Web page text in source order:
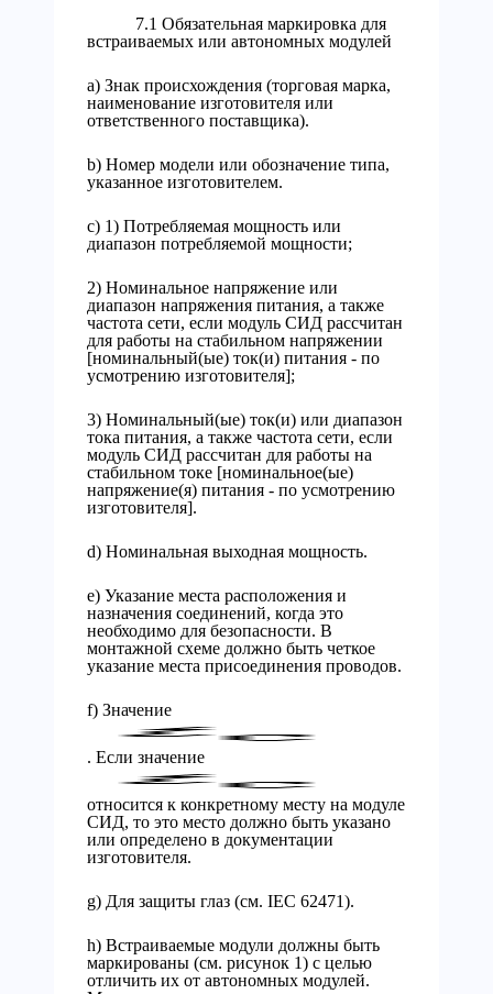
7.1 Обязательная маркировка для
встраиваемых или автономных модулей
а) Знак происхождения (торговая марка,
наименование изготовителя или
ответственного поставщика).
b) Номер модели или обозначение типа,
указанное изготовителем.
c) 1) Потребляемая мощность или
диапазон потребляемой мощности;
2) Номинальное напряжение или
диапазон напряжения питания, а также
частота сети, если модуль СИД рассчитан
для работы на стабильном напряжении
[номинальный(ые) ток(и) питания - по
усмотрению изготовителя];
3) Номинальный(ые) ток(и) или диапазон
тока питания, а также частота сети, если
модуль СИД рассчитан для работы на
стабильном токе [номинальное(ые)
напряжение(я) питания - по усмотрению
изготовителя].
d) Номинальная выходная мощность.
e) Указание места расположения и
назначения соединений, когда это
необходимо для безопасности. В
монтажной схеме должно быть четкое
указание места присоединения проводов.
f) Значение
. Если значение
относится к конкретному месту на модуле
СИД, то это место должно быть указано
или определено в документации
изготовителя.
g) Для защиты глаз (см. IEC 62471).
h) Встраиваемые модули должны быть
маркированы (см. рисунок 1) с целью
отличить их от автономных модулей.